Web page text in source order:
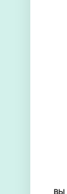
ВЫ